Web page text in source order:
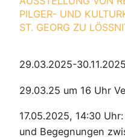
PILGER- UND
ST. GEORG ZU
29.03.2025-30.11.2025
29.03.25 um 16 Uhr
17.05.2025, 14:30
und Begegnungen